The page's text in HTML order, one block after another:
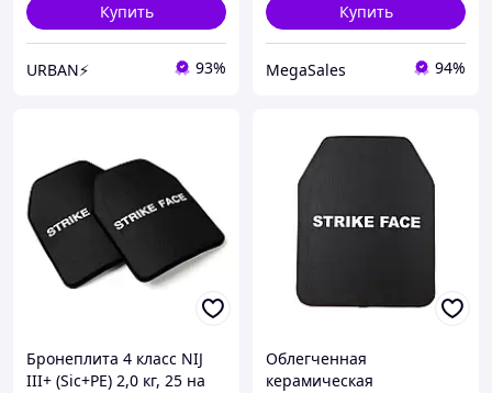
Купить
URBAN⚡ 93%
Купить
MegaSales 94%
Бронеплита 4 класс NIJ
III+ (Sic+PE) 2,0 кг, 25 на
Облегченная
керамическая